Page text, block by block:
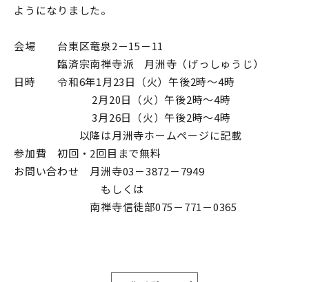
ようになりました。
会場 台東区竜泉2－15－11
臨済宗南禅寺派 月洲寺（げっしゅうじ）
日時 令和6年1月23日（火）午後2時～4時
2月20日（火）午後2時～4時
3月26日（火）午後2時～4時
以降は月洲寺ホームページに記載
参加費 初回・2回目まで無料
お問い合わせ 月洲寺03－3872－7949
もしくは
南禅寺信徒部075－771－0365